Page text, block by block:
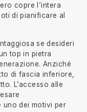
copre l’intera
di pianificare al
se desideri
top in pietra
Anziché
di fascia inferiore,
L’accesso alle
uno dei motivi per